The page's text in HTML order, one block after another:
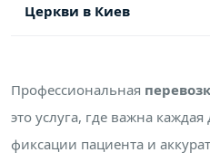
Церкви в Киев
Профессиональная
это услуга, где важна
фиксации пациента и